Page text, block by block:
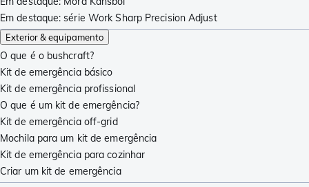
Em destaque: série Work Sharp Precision Adjust
Exterior & equipamento
O que é o bushcraft?
Kit de emergência básico
Kit de emergência profissional
O que é um kit de emergência?
Kit de emergência off-grid
Mochila para um kit de emergência
Kit de emergência para cozinhar
Criar um kit de emergência